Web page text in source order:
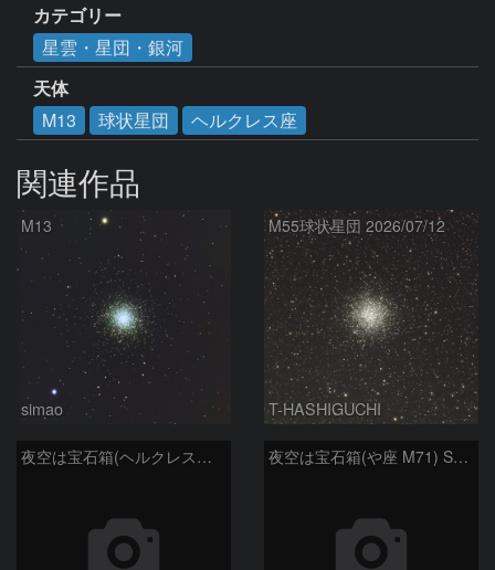
カテゴリー
星雲・星団・銀河
天体
M13
球状星団 ヘルクレス座
関連作品
M13
simao
M55球状星団 2026/07/12
T-HASHIGUCHI
夜空は宝石箱(ヘルクレス座 M92) Seestar50 夜空は宝石箱(や座 M71) Seestar50